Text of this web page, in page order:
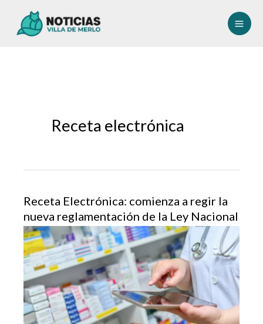
Receta electrónica
Receta Electrónica: comienza a regir la
nueva reglamentación de la Ley Nacional